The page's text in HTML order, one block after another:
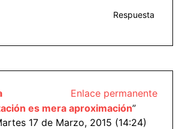
Respuesta
Enlace permanente
es mera aproximación”
17 de Marzo, 2015 (14:24)